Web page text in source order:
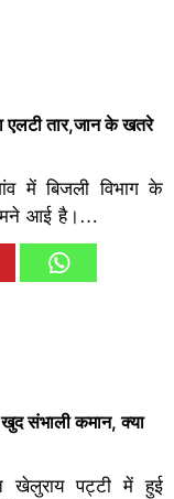
एलटी तार,जान के खतरे
में बिजली विभाग के
आई है।…
संभाली कमान, क्या
खेलुराय पट्टी में हुई